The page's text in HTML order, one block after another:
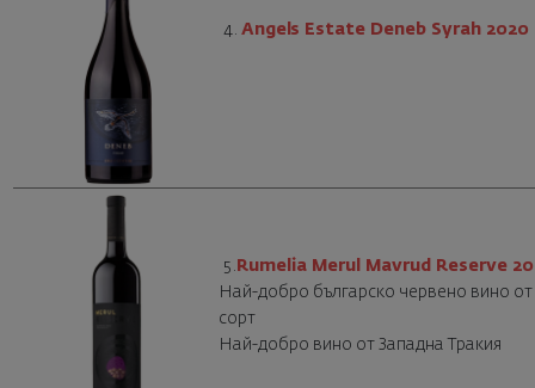
4. Angels Estate Deneb Syrah 2020
5. Rumelia Merul Mavrud Reserve
Най-добро българско червено вино от
сорт
Най-добро вино от Западна Тракия